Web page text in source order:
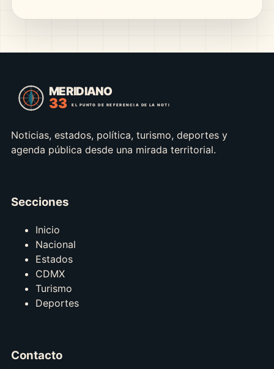
Noticias, estados, política, turismo, deportes y
agenda pública desde una mirada territorial.
Secciones
Inicio
Nacional
Estados
CDMX
Turismo
Deportes
Contacto